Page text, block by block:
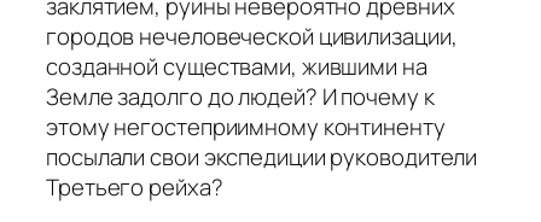
заклятием, руины невероятно древних
городов нечеловеческой цивилизации,
созданной существами, жившими на
Земле задолго до людей? И почему к
этому негостеприимному континенту
посылали свои экспедиции руководители
Третьего рейха?